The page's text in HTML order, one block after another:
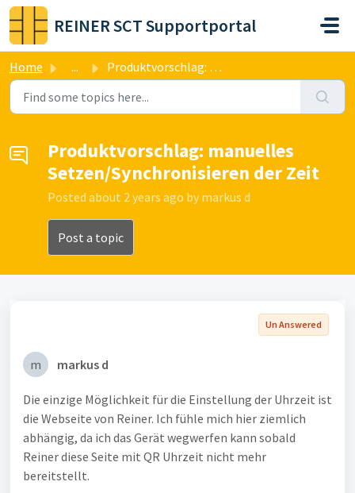
Skip to main content
REINER SCT Supportportal
Home ... Produktvorschlag: manuelles Setzen/Synchronisieren der Zeit
Produktvorschlag: manuelles
Setzen/Synchronisieren der Zeit
Posted about 2 years ago by markus d
Post a topic
Un Answered
m markus d
Die einzige Möglichkeit für die Einstellung der Uhrzeit ist
die Webseite von Reiner. Ich fühle mich hier ziemlich
abhängig, da ich das Gerät wegwerfen kann sobald
Reiner diese Seite mit QR Uhrzeit nicht mehr
bereitstellt.